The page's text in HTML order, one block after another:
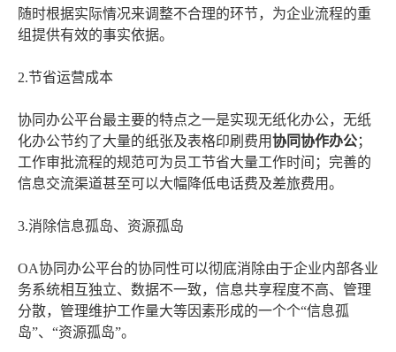
随时根据实际情况来调整不合理的环节，为企业流程的重
组提供有效的事实依据。
2.节省运营成本
协同办公平台最主要的特点之一是实现无纸化办公，无纸
化办公节约了大量的纸张及表格印刷费用协同协作办公；
工作审批流程的规范可为员工节省大量工作时间；完善的
信息交流渠道甚至可以大幅降低电话费及差旅费用。
3.消除信息孤岛、资源孤岛
OA协同办公平台的协同性可以彻底消除由于企业内部各业
务系统相互独立、数据不一致，信息共享程度不高、管理
分散，管理维护工作量大等因素形成的一个个“信息孤
岛”、“资源孤岛”。